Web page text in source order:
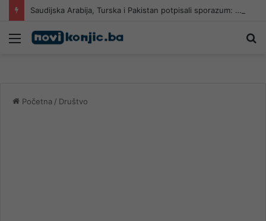
Saudijska Arabija, Turska i Pakistan potpisali sporazum: Napad na jednu zemlju smatrat će se napadom na sve tri
Meni
Početna / Društvo